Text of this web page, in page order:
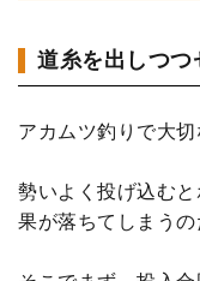
道糸を出しつ
アカムツ釣りで大
勢いよく投げ込む
果が落ちてしまうの